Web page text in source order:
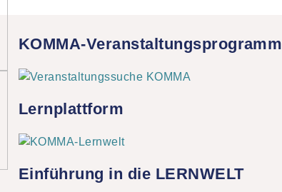
KOMMA-Veranstaltungsprogramm
Lernplattform
Einführung in die LERNWELT